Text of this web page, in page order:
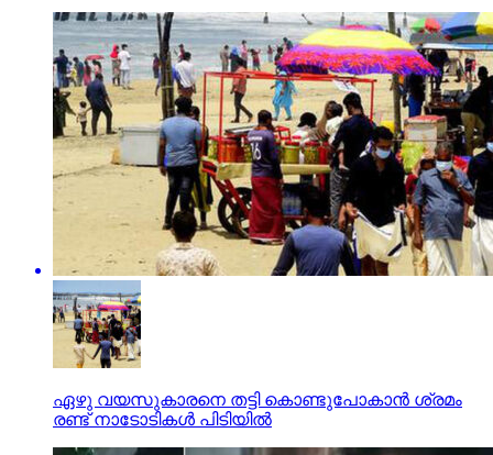
ഏഴു വയസുകാരനെ തട്ടി കൊണ്ടുപോകാന്‍ ശ്രമം
രണ്ട് നാടോടികള്‍ പിടിയില്‍